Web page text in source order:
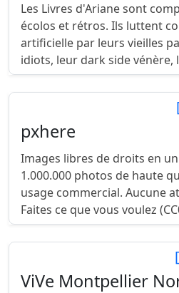
Les Livres d'Ariane sont
écolos et rétros. Ils luttent
artificielle par leurs vieilles
idiots, leur dark side vénère,
pxhere
Images libres de droits en
1.000.000 photos de haute
usage commercial. Aucune
Faites ce que vous voulez
ViVe Montpellier